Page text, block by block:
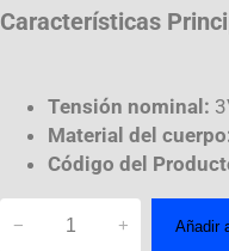
Características
Tensión nominal:
Material del
Código del
− + Añadir